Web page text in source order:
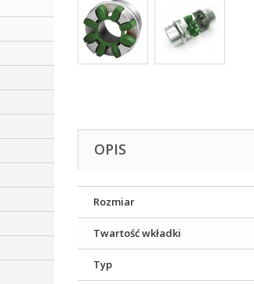
OPIS
Rozmiar
Twartość wkładki
Typ